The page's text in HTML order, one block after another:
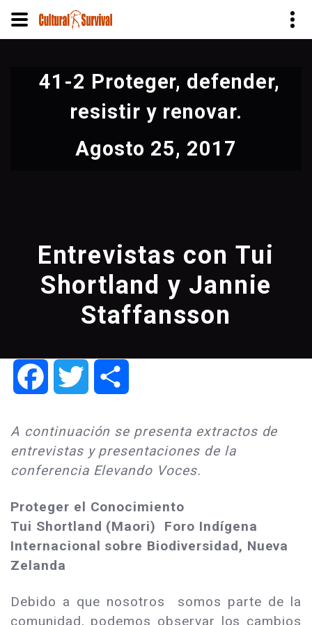
contenido41-2 Proteger, defender,
resistir y renovar.
Agosto 25, 2017
Entrevistas con Tui
Shortland y Jannie
Staffansson
FacebookTwitter
A continuación se presenta extractos de
entrevistas y presentaciones de la
conferencia Elevando Voces.
Proteger el Conocimiento
Tui Shortland (Maori) Foro Indígena
Internacional sobre Biodiversidad, Nueva
Zelanda
Debido a que nosotros somos parte de la
comunidad, podemos observar los cambios